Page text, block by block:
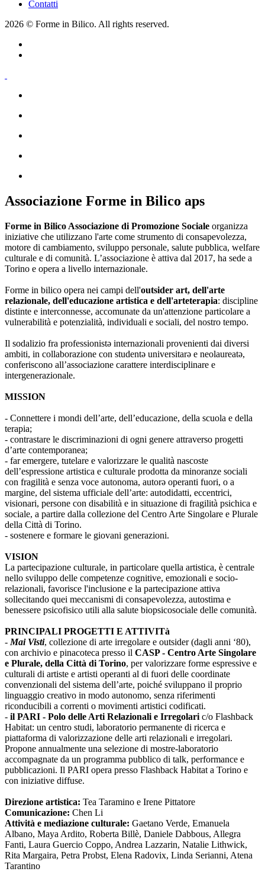
Contatti
2026 © Forme in Bilico. All rights reserved.
Associazione Forme in Bilico aps
Forme in Bilico Associazione di Promozione Sociale organizza
iniziative che utilizzano l'arte come strumento di consapevolezza,
motore di cambiamento, sviluppo personale, salute pubblica, welfare
culturale e di comunità. L’associazione è attiva dal 2017, ha sede a
Torino e opera a livello internazionale.
Forme in bilico opera nei campi dell'outsider art, dell'arte
relazionale, dell'educazione artistica e dell'arteterapia: discipline
distinte e interconnesse, accomunate da un'attenzione particolare a
vulnerabilità e potenzialità, individuali e sociali, del nostro tempo.
Il sodalizio fra professionistə internazionali provenienti dai diversi
ambiti, in collaborazione con studentə universitarə e neolaureatə,
conferiscono all’associazione carattere interdisciplinare e
intergenerazionale.
MISSION
- Connettere i mondi dell’arte, dell’educazione, della scuola e della
terapia;
- contrastare le discriminazioni di ogni genere attraverso progetti
d’arte contemporanea;
- far emergere, tutelare e valorizzare le qualità nascoste
dell’espressione artistica e culturale prodotta da minoranze sociali
con fragilità e senza voce autonoma, autorə operanti fuori, o a
margine, del sistema ufficiale dell’arte: autodidatti, eccentrici,
visionari, persone con disabilità e in situazione di fragilità psichica e
sociale, a partire dalla collezione del Centro Arte Singolare e Plurale
della Città di Torino.
- sostenere e formare le giovani generazioni.
VISION
La partecipazione culturale, in particolare quella artistica, è centrale
nello sviluppo delle competenze cognitive, emozionali e socio-
relazionali, favorisce l'inclusione e la partecipazione attiva
sollecitando quei meccanismi di consapevolezza, autostima e
benessere psicofisico utili alla salute biopsicosociale delle comunità.
PRINCIPALI PROGETTI E ATTIVITà
- Mai Visti, collezione di arte irregolare e outsider (dagli anni ‘80),
con archivio e pinacoteca presso il CASP - Centro Arte Singolare
e Plurale, della Città di Torino, per valorizzare forme espressive e
culturali di artiste e artisti operanti al di fuori delle coordinate
convenzionali del sistema dell’arte, poiché sviluppano il proprio
linguaggio creativo in modo autonomo, senza riferimenti
riconducibili a correnti o movimenti artistici codificati.
- il PARI - Polo delle Arti Relazionali e Irregolari c/o Flashback
Habitat: un centro studi, laboratorio permanente di ricerca e
piattaforma di valorizzazione delle arti relazionali e irregolari.
Propone annualmente una selezione di mostre-laboratorio
accompagnate da un programma pubblico di talk, performance e
pubblicazioni. Il PARI opera presso Flashback Habitat a Torino e
con iniziative diffuse.
Direzione artistica: Tea Taramino e Irene Pittatore
Comunicazione: Chen Li
Attività e mediazione culturale: Gaetano Verde, Emanuela
Albano, Maya Ardito, Roberta Billè, Daniele Dabbous, Allegra
Fanti, Laura Guercio Coppo, Andrea Lazzarin, Natalie Lithwick,
Rita Margaira, Petra Probst, Elena Radovix, Linda Serianni, Atena
Tarantino